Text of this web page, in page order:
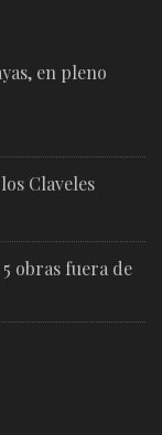
en pleno
Claveles
obras fuera de